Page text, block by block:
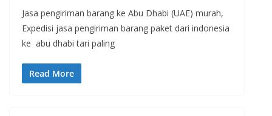
Jasa pengiriman barang ke Abu Dhabi (UAE) murah,
Expedisi jasa pengiriman barang paket dari indonesia
ke abu dhabi tari paling
Read More